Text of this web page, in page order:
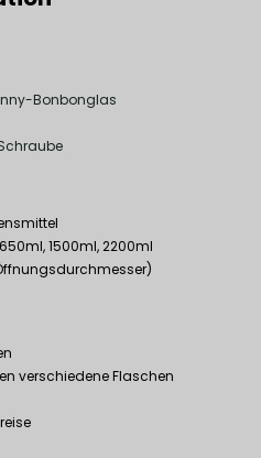
Bonbonglas
1500ml, 2200ml
verschiedene Flaschen